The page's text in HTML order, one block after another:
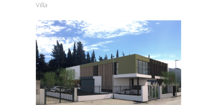
Villa